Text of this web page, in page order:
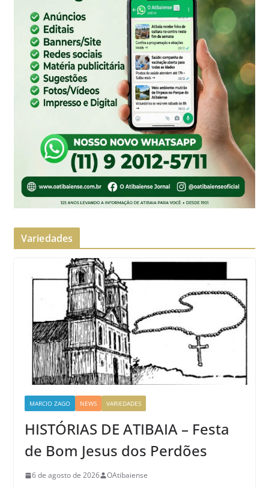
Variedades
MARCIO ZAGO NEWS VARIEDADES
HISTÓRIAS DE ATIBAIA – Festa
de Bom Jesus dos Perdões
6 de agosto de 2026 OAtibaiense